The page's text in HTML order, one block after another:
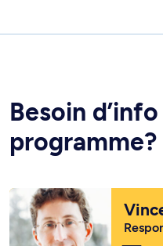
Besoin
programme?